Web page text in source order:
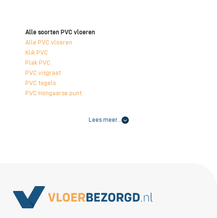
Alle soorten PVC vloeren
Alle PVC vloeren
Klik PVC
Plak PVC
PVC visgraat
PVC tegels
PVC Hongaarse punt
Lees meer…